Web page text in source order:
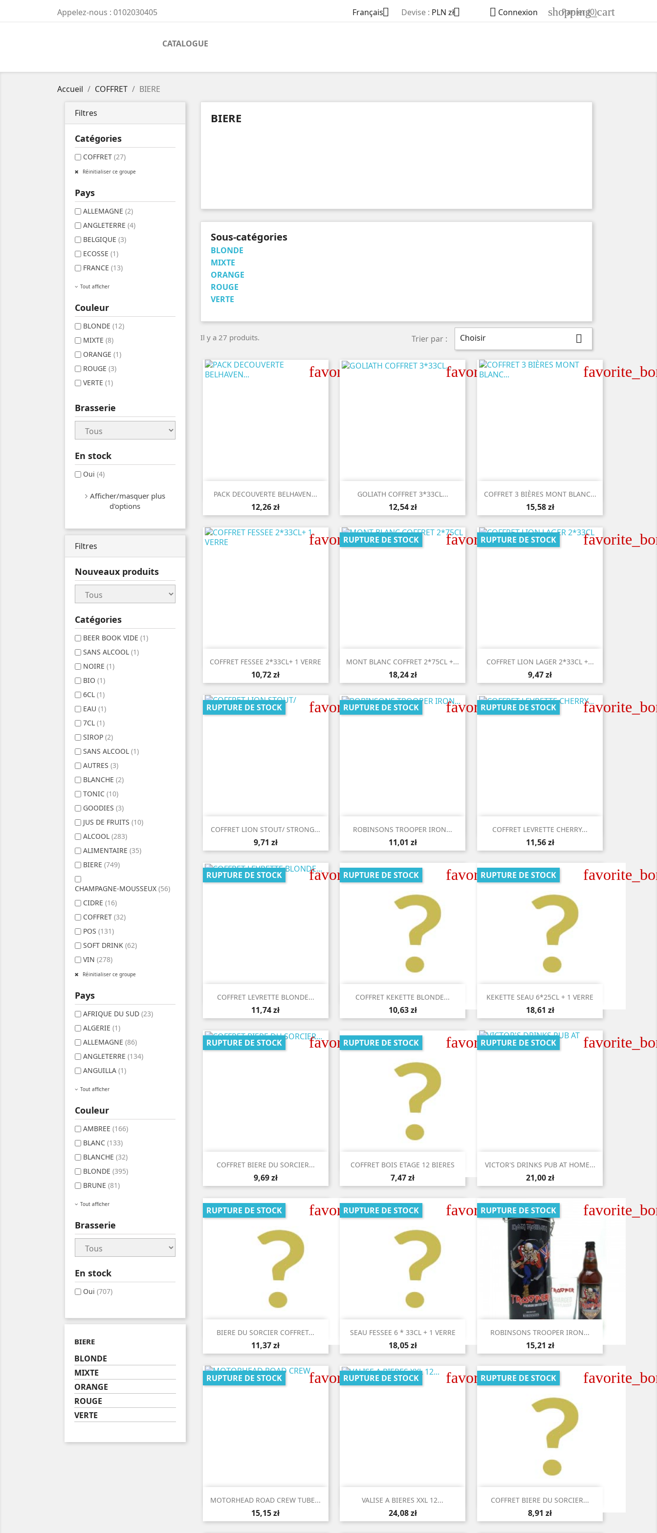
Appelez-nous : 0102030405 Français Devise : PLN zł  Connexion shopping_cart
Panier(0)
CATALOGUE
Accueil COFFRET BIERE
Filtres
Catégories
COFFRET (27)
Réinitialiser ce groupe
Pays
ALLEMAGNE (2)
ANGLETERRE (4)
BELGIQUE (3)
ECOSSE (1)
FRANCE (13)
Tout afficher
Couleur
BLONDE (12)
MIXTE (8)
ORANGE (1)
ROUGE (3)
VERTE (1)
Brasserie
En stock
Oui (4)
Afficher/masquer plus
d'options
Filtres
Nouveaux produits
Catégories
BEER BOOK VIDE (1)
SANS ALCOOL (1)
NOIRE (1)
BIO (1)
6CL (1)
EAU (1)
7CL (1)
SIROP (2)
SANS ALCOOL (1)
AUTRES (3)
BLANCHE (2)
TONIC (10)
GOODIES (3)
JUS DE FRUITS (10)
ALCOOL (283)
ALIMENTAIRE (35)
BIERE (749)
CHAMPAGNE-MOUSSEUX (56)
CIDRE (16)
COFFRET (32)
POS (131)
SOFT DRINK (62)
VIN (278)
Réinitialiser ce groupe
Pays
AFRIQUE DU SUD (23)
ALGERIE (1)
ALLEMAGNE (86)
ANGLETERRE (134)
ANGUILLA (1)
Tout afficher
Couleur
AMBREE (166)
BLANC (133)
BLANCHE (32)
BLONDE (395)
BRUNE (81)
Tout afficher
Brasserie
En stock
Oui (707)
BIERE
BLONDE
MIXTE
ORANGE
ROUGE
VERTE
BIERE
Sous-catégories
BLONDE
MIXTE
ORANGE
ROUGE
VERTE
Il y a 27 produits. Trier par : Choisir 
favorite_border
 Aperçu rapide
PACK DECOUVERTE BELHAVEN...
12,26 zł
favorite_border
 Aperçu rapide
GOLIATH COFFRET 3*33CL...
12,54 zł
 Aperçu rapide
COFFRET 3 BIÈRES MONT BLANC...
15,58 zł
favorite_border
 Aperçu rapide
COFFRET FESSEE 2*33CL+ 1 VERRE
10,72 zł
favorite_border
 Aperçu rapide
MONT BLANC COFFRET 2*75CL +...
18,24 zł
RUPTURE DE STOCK
 Aperçu rapide
COFFRET LION LAGER 2*33CL +...
9,47 zł
RUPTURE DE STOCK
favorite_border
 Aperçu rapide
COFFRET LION STOUT/ STRONG...
9,71 zł
RUPTURE DE STOCK favorite_border
 Aperçu rapide
ROBINSONS TROOPER IRON...
11,01 zł
RUPTURE DE STOCK
 Aperçu rapide
COFFRET LEVRETTE CHERRY...
11,56 zł
RUPTURE DE STOCK
favorite_border
 Aperçu rapide
COFFRET LEVRETTE BLONDE...
11,74 zł
RUPTURE DE STOCK favorite_border
 Aperçu rapide
COFFRET KEKETTE BLONDE...
10,63 zł
RUPTURE DE STOCK
 Aperçu rapide
KEKETTE SEAU 6*25CL + 1 VERRE
18,61 zł
RUPTURE DE STOCK
favorite_border
 Aperçu rapide
COFFRET BIERE DU SORCIER...
9,69 zł
RUPTURE DE STOCK favorite_border
 Aperçu rapide
COFFRET BOIS ETAGE 12 BIERES
7,47 zł
RUPTURE DE STOCK
 Aperçu rapide
VICTOR'S DRINKS PUB AT HOME...
21,00 zł
RUPTURE DE STOCK
favorite_border
 Aperçu rapide
BIERE DU SORCIER COFFRET...
11,37 zł
RUPTURE DE STOCK favorite_border
 Aperçu rapide
SEAU FESSEE 6 * 33CL + 1 VERRE
18,05 zł
RUPTURE DE STOCK
 Aperçu rapide
ROBINSONS TROOPER IRON...
15,21 zł
RUPTURE DE STOCK
favorite_border
 Aperçu rapide
MOTORHEAD ROAD CREW TUBE...
15,15 zł
RUPTURE DE STOCK favorite_border
 Aperçu rapide
VALISE A BIERES XXL 12...
24,08 zł
RUPTURE DE STOCK
 Aperçu rapide
COFFRET BIERE DU SORCIER...
8,91 zł
RUPTURE DE STOCK